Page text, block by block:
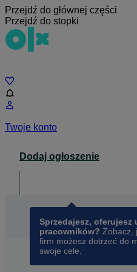
Przejdź do głównej części
Przejdź do stopki
Twoje konto
Dodaj ogłoszenie
Sprzedajesz, oferujesz
pracowników? Zobacz,
firm możesz dotrzeć do
swoje cele.